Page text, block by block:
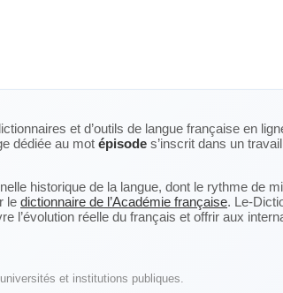
et d’outils de langue française en
dédiée au mot épisode s’inscrit dans un
historique de la langue, dont le rythme de
le dictionnaire de l’Académie française. Le-
l’évolution réelle du français et offrir aux
et institutions publiques.